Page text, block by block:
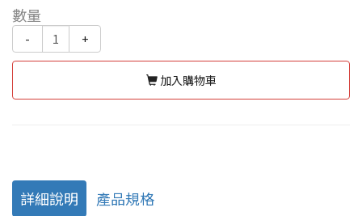
數量
- +
加入購物車
詳細說明 產品規格